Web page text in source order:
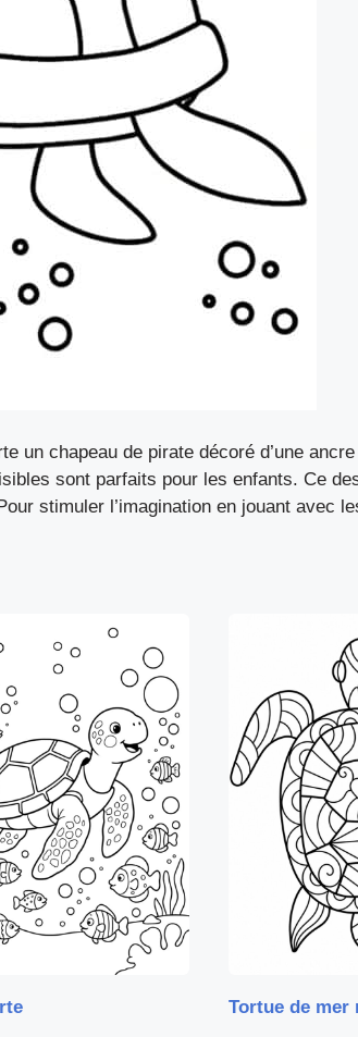
un chapeau de pirate décoré d’une
sont parfaits pour les enfants. Ce
stimuler l’imagination en jouant avec
Tortue de mer